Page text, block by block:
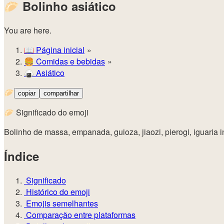
🥟 Bolinho asiático
You are here.
📖 Página inicial
🍔️ Comidas e bebidas
🍙 Asiático
🥟 copiar compartilhar
🥟 Significado do emoji
Bolinho de massa, empanada, guioza, jiaozi, pierogi, iguaria
Índice
Significado
Histórico do emoji
Emojis semelhantes
Comparação entre plataformas